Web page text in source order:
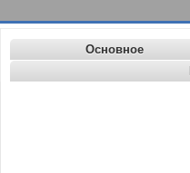
Основное